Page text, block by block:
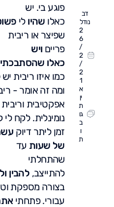
דב
נודל
2
6
/
2
/
2
1
א
ין
ת
גו
ב
ו
ת
פוגע בי. יש
כאלו שהיו לי
שפיצר או ריבית
פריים ויש
כאלו שהסתבכתי
כמו איזו ריבית יש
ומה זה אומר -
אפקטיבית וריבית
נומינלית. לקח
זמן ליתר דיוק
של שעות עד
שהתחלתי
להתייצב, להבין
בצורה מספקת
עבורי. פתחתי